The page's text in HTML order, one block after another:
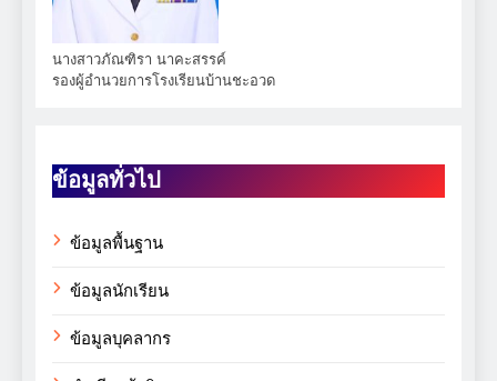
นางสาวภัณฑิรา นาคะสรรค์
รองผู้อำนวยการโรงเรียนบ้านชะอวด
ข้อมูลทั่วไป
ข้อมูลพื้นฐาน
ข้อมูลนักเรียน
ข้อมูลบุคลากร